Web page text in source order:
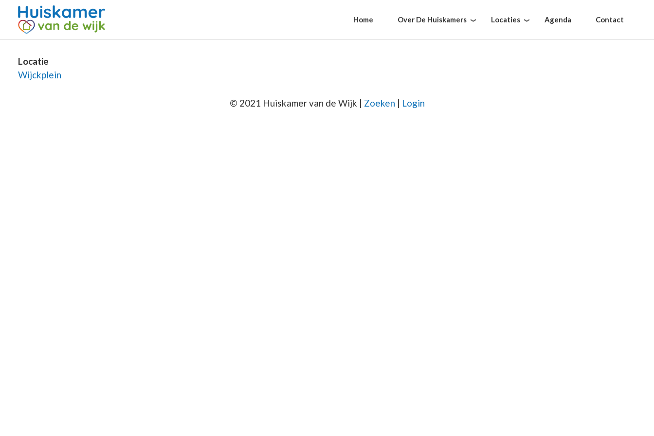
Home Over De Huiskamers Locaties Agenda Contact
Locatie
Wijckplein
© 2021 Huiskamer van de Wijk | Zoeken | Login